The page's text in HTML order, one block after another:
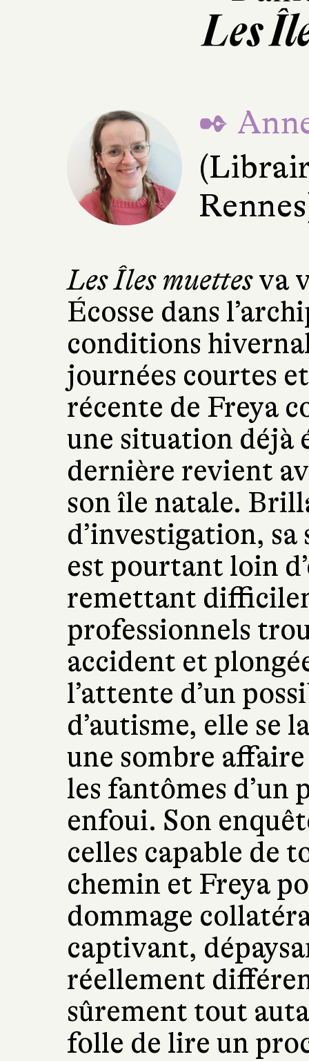
Les
✒
Les Îles muettesva
Écosse dans
conditions
journées courtes
récente de Freya
une situation déjà
dernière revient
son île natale.
d’investigation,
est pourtant loin
remettant
professionnels
accident et
l’attente d’un
d’autisme, elle se
une sombre
les fantômes d’un
enfoui. Son
celles capable de
chemin et Freya
dommage
captivant,
réellement
sûrement tout
folle de lire un